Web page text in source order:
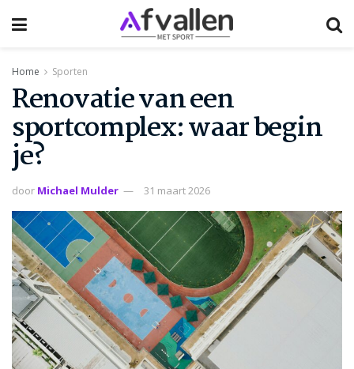
Home Sporten
Renovatie van een
sportcomplex: waar begin
je?
door Michael Mulder 31 maart 2026